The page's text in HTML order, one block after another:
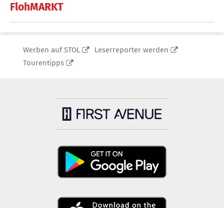
FlohMARKT
Werben auf STOL
Leserreporter werden
Tourentipps